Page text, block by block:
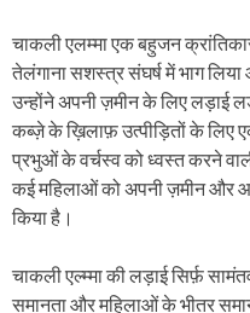
चाकली एलम्मा एक बहुजन
तेलंगाना सशस्त्र संघर्ष में भाग
उन्होंने अपनी ज़मीन के लिए लड़ाई
कब्ज़े के ख़िलाफ़ उत्पीड़ितों के लिए
प्रभुओं के वर्चस्व को ध्वस्त करने
कई महिलाओं को अपनी ज़मीन और
किया है।
चाकली एल्म्मा की लड़ाई सिर्फ़
समानता और महिलाओं के भीतर